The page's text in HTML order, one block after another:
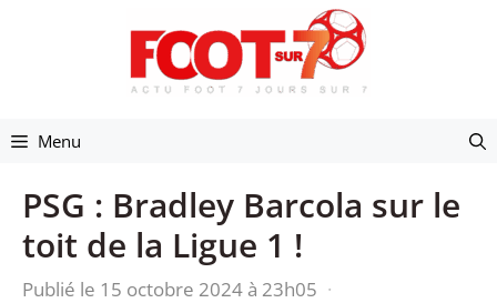
Menu
PSG : Bradley Barcola sur le
toit de la Ligue 1 !
Publié le 15 octobre 2024 à 23h05 ·